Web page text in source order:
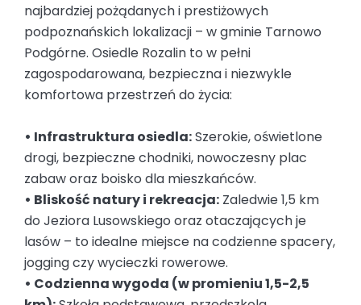
najbardziej pożądanych i prestiżowych
podpoznańskich lokalizacji – w gminie Tarnowo
Podgórne. Osiedle Rozalin to w pełni
zagospodarowana, bezpieczna i niezwykle
komfortowa przestrzeń do życia:
• Infrastruktura osiedla:Szerokie, oświetlone
drogi, bezpieczne chodniki, nowoczesny plac
zabaw oraz boisko dla mieszkańców.
• Bliskość natury i rekreacja: Zaledwie 1,5 km
do Jeziora Lusowskiego oraz otaczających je
lasów – to idealne miejsce na codzienne spacery,
jogging czy wycieczki rowerowe.
• Codzienna wygoda (w promieniu 1,5-2,5